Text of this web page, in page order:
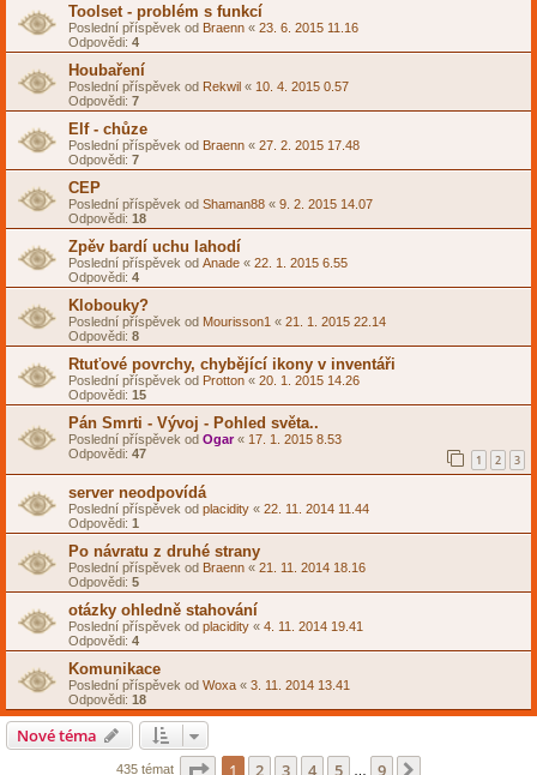
Toolset - problém s funkcí
Poslední příspěvek od Braenn « 23. 6. 2015 11.16
Odpovědi: 4
Houbaření
Poslední příspěvek od Rekwil « 10. 4. 2015 0.57
Odpovědi: 7
Elf - chůze
Poslední příspěvek od Braenn « 27. 2. 2015 17.48
Odpovědi: 7
CEP
Poslední příspěvek od Shaman88 « 9. 2. 2015 14.07
Odpovědi: 18
Zpěv bardí uchu lahodí
Poslední příspěvek od Anade « 22. 1. 2015 6.55
Odpovědi: 4
Klobouky?
Poslední příspěvek od Mourisson1 « 21. 1. 2015 22.14
Odpovědi: 8
Rtuťové povrchy, chybějící ikony v inventáři
Poslední příspěvek od Protton « 20. 1. 2015 14.26
Odpovědi: 15
Pán Smrti - Vývoj - Pohled světa..
Poslední příspěvek od Ogar« 17. 1. 2015 8.53
Odpovědi: 47 1 2 3
server neodpovídá
Poslední příspěvek od placidity « 22. 11. 2014 11.44
Odpovědi: 1
Po návratu z druhé strany
Poslední příspěvek od Braenn « 21. 11. 2014 18.16
Odpovědi: 5
otázky ohledně stahování
Poslední příspěvek od placidity « 4. 11. 2014 19.41
Odpovědi: 4
Komunikace
Poslední příspěvek od Woxa « 3. 11. 2014 13.41
Odpovědi: 18
Nové téma
435 témat Stránka z
1 2 3 4 5 9